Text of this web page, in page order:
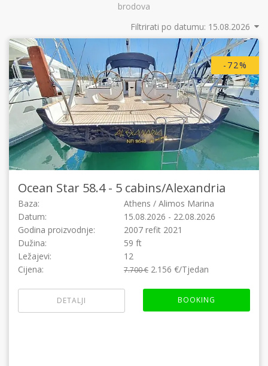
brodova
Filtrirati po datumu:
-72%
Ocean Star 58.4 - 5 cabins/Alexandria
Baza:
Athens / Alimos Marina
Datum:
15.08.2026 - 22.08.2026
Godina proizvodnje:
2007 refit 2021
Dužina:
59 ft
Ležajevi:
12
Cijena:
7.700 € 2.156 €/Tjedan
DETALJI BOOKING